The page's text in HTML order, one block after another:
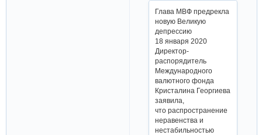
Глава МВФ предрекла
новую Великую
депрессию
18 января 2020
Директор-
распорядитель
Международного
валютного фонда
Кристалина Георгиева
заявила,
что распространение
неравенства и
нестабильностью